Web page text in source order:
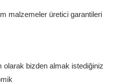
malzemeler üretici garantileri
olarak bizden almak istediğiniz